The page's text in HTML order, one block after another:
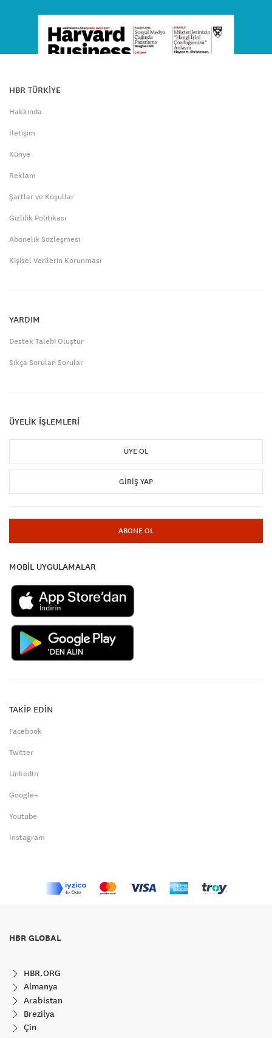
HBR TÜRKİYE
Hakkında
İletişim
Künye
Reklam
Şartlar ve Koşullar
Gizlilik Politikası
Abonelik Sözleşmesi
Kişisel Verilerin Korunması
YARDIM
Destek Talebi Oluştur
Sıkça Sorulan Sorular
ÜYELİK İŞLEMLERİ
ÜYE OL
GIRIŞ YAP
ABONE OL
MOBİL UYGULAMALAR
TAKİP EDİN
Facebook
Twitter
LinkedIn
Google+
Youtube
Instagram
HBR GLOBAL
HBR.ORG
Almanya
Arabistan
Brezilya
Çin